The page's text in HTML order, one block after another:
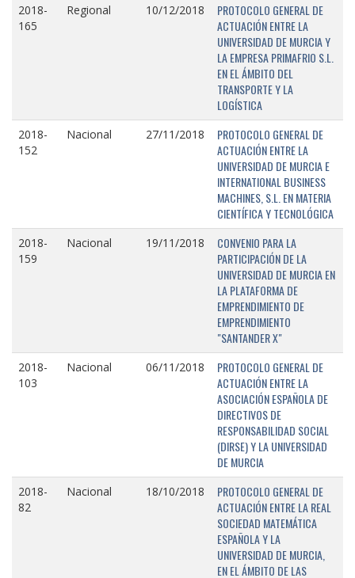
2018-
165
Regional 10/12/2018
PROTOCOLO GENERAL DE
ACTUACIÓN ENTRE LA
UNIVERSIDAD DE MURCIA Y
LA EMPRESA PRIMAFRIO S.L.
EN EL ÁMBITO DEL
TRANSPORTE Y LA
LOGÍSTICA
2018-
152
Nacional 27/11/2018
PROTOCOLO GENERAL DE
ACTUACIÓN ENTRE LA
UNIVERSIDAD DE MURCIA E
INTERNATIONAL BUSINESS
MACHINES, S.L. EN MATERIA
CIENTÍFICA Y TECNOLÓGICA
2018-
159
Nacional 19/11/2018
CONVENIO PARA LA
PARTICIPACIÓN DE LA
UNIVERSIDAD DE MURCIA EN
LA PLATAFORMA DE
EMPRENDIMIENTO DE
EMPRENDIMIENTO
"SANTANDER X"
2018-
103
Nacional 06/11/2018
PROTOCOLO GENERAL DE
ACTUACIÓN ENTRE LA
ASOCIACIÓN ESPAÑOLA DE
DIRECTIVOS DE
RESPONSABILIDAD SOCIAL
(DIRSE) Y LA UNIVERSIDAD
DE MURCIA
2018-
82
Nacional 18/10/2018
PROTOCOLO GENERAL DE
ACTUACIÓN ENTRE LA REAL
SOCIEDAD MATEMÁTICA
ESPAÑOLA Y LA
UNIVERSIDAD DE MURCIA,
EN EL ÁMBITO DE LAS